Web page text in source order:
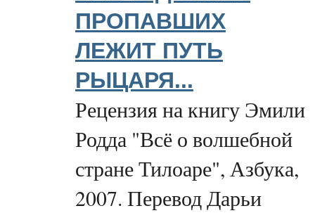
ПРОПАВШИХ
ЛЕЖИТ ПУТЬ
РЫЦАРЯ...
Рецензия на книгу Эмили
Родда "Всё о волшебной
стране Тилоаре", Азбука,
2007. Перевод Дарьи